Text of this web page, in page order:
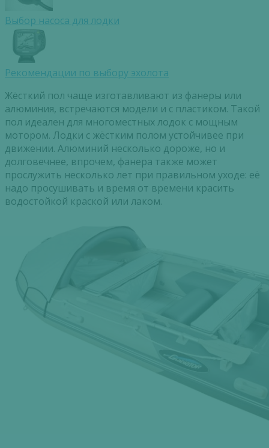
Выбор насоса для лодки
Рекомендации по выбору эхолота
Жёсткий пол чаще изготавливают из фанеры или
алюминия, встречаются модели и с пластиком. Такой
пол идеален для многоместных лодок с мощным
мотором. Лодки с жёстким полом устойчивее при
движении. Алюминий несколько дороже, но и
долговечнее, впрочем, фанера также может
прослужить несколько лет при правильном уходе: её
надо просушивать и время от времени красить
водостойкой краской или лаком.